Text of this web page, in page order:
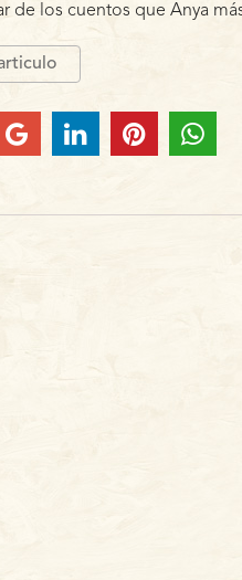
de los cuentos que Anya